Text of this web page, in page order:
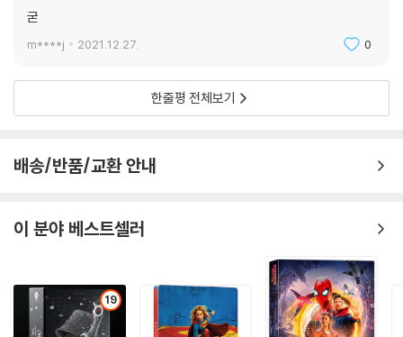
굳
m****j 2021.12.27. 0
한줄평 전체보기
배송/반품/교환 안내
이 분야 베스트셀러
19